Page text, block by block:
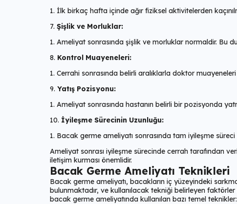
İlk birkaç hafta içinde ağır fiziksel aktivitelerden
Şişlik ve Morluklar:
Ameliyat sonrasında şişlik ve morluklar normaldir. Bu
Kontrol Muayeneleri:
Cerrahi sonrasında belirli aralıklarla doktor
Yatış Pozisyonu:
Ameliyat sonrasında hastanın belirli bir pozisyonda
İyileşme Sürecinin Uzunluğu:
Bacak germe ameliyatı sonrasında tam iyileşme
Ameliyat sonrası iyileşme sürecinde cerrah tarafından
iletişim kurması önemlidir.
Bacak Germe Ameliyatı Teknikleri
Bacak germe ameliyatı, bacakların iç yüzeyindeki
bulunmaktadır, ve kullanılacak tekniği belirleyen
bacak germe ameliyatında kullanılan bazı temel teknikler: